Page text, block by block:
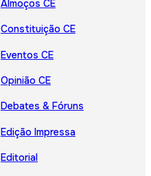
Almoços CE
Constituição CE
Eventos CE
Opinião CE
Debates & Fóruns
Edição Impressa
Editorial